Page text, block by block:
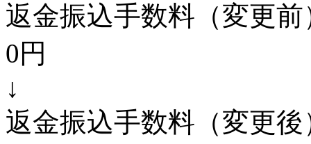
返金振込手数料（変更前
0円
↓
返金振込手数料（変更後